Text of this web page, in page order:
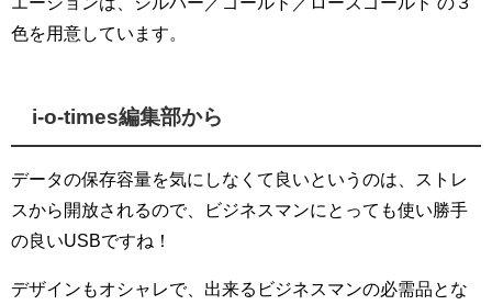
色を用意しています。
i-o-times編集部から
データの保存容量を気にしなくて良いというのは、ストレ
スから開放されるので、ビジネスマンにとっても使い勝手
の良いUSBですね！
デザインもオシャレで、出来るビジネスマンの必需品とな